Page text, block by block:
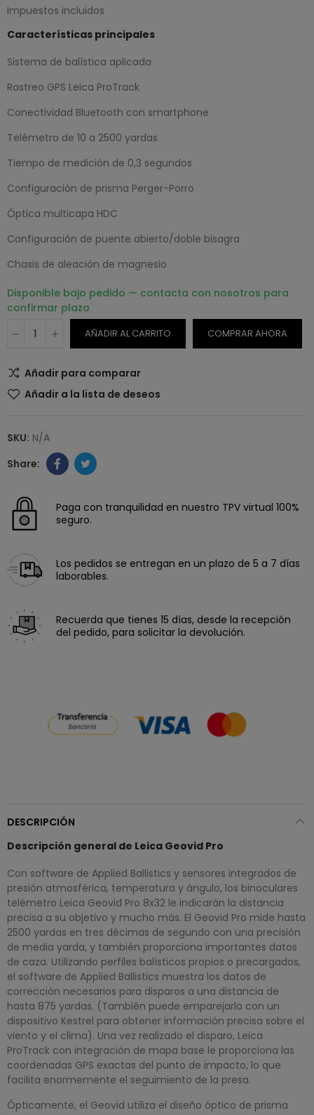
Impuestos incluidos
Características principales
Sistema de balística aplicada
Rastreo GPS Leica ProTrack
Conectividad Bluetooth con smartphone
Telémetro de 10 a 2500 yardas
Tiempo de medición de 0,3 segundos
Configuración de prisma Perger-Porro
Óptica multicapa HDC
Configuración de puente abierto/doble bisagra
Chasis de aleación de magnesio
Disponible bajo pedido — contacta con nosotros para
confirmar plazo
AÑADIR AL CARRITO COMPRAR AHORA
Añadir para comparar
Añadir a la lista de deseos
SKU: N/A
Paga con tranquilidad en nuestro TPV virtual 100%
seguro.
Los pedidos se entregan en un plazo de 5 a 7 días
laborables.
Recuerda que tienes 15 días, desde la recepción
del pedido, para solicitar la devolución.
DESCRIPCIÓN
Descripción general de Leica Geovid Pro
Con software de Applied Ballistics y sensores integrados de
presión atmosférica, temperatura y ángulo, los binoculares
telémetro Leica Geovid Pro 8x32 le indicarán la distancia
precisa a su objetivo y mucho más. El Geovid Pro mide hasta
2500 yardas en tres décimas de segundo con una precisión
de media yarda, y también proporciona importantes datos
de caza. Utilizando perfiles balísticos propios o precargados,
el software de Applied Ballistics muestra los datos de
corrección necesarios para disparos a una distancia de
hasta 875 yardas. (También puede emparejarlo con un
dispositivo Kestrel para obtener información precisa sobre el
viento y el clima). Una vez realizado el disparo, Leica
ProTrack con integración de mapa base le proporciona las
coordenadas GPS exactas del punto de impacto, lo que
facilita enormemente el seguimiento de la presa.
Ópticamente, el Geovid utiliza el diseño óptico de prisma